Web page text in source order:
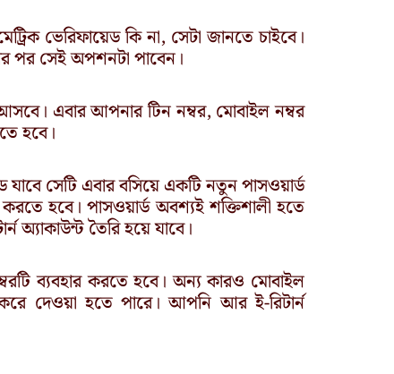
ভেরিফায়েড কি না, সেটা জানতে চাইবে।
পর সেই অপশনটা পাবেন।
এবার আপনার টিন নম্বর, মোবাইল নম্বর
হবে।
সেটি এবার বসিয়ে একটি নতুন পাসওয়ার্ড
হবে। পাসওয়ার্ড অবশ্যই শক্তিশালী হতে
অ্যাকাউন্ট তৈরি হয়ে যাবে।
ব্যবহার করতে হবে। অন্য কারও মোবাইল
দেওয়া হতে পারে। আপনি আর ই-রিটার্ন